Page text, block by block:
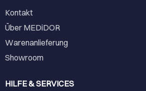
Kontakt
Über MEDiDOR
Warenanlieferung
Showroom
HILFE & SERVICES